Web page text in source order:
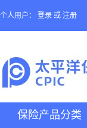
个人用户： 登录 或 注册
保险产品分类